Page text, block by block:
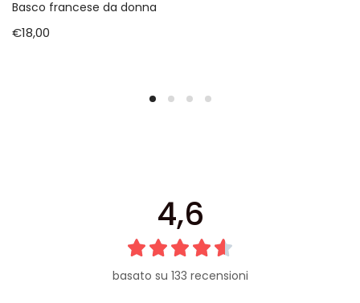
Basco francese da donna
€18,00
4,6
basato su 133 recensioni